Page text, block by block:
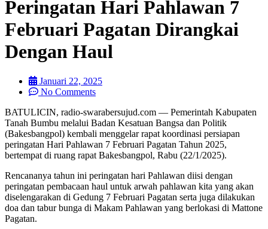
Peringatan Hari Pahlawan 7
Februari Pagatan Dirangkai
Dengan Haul
Januari 22, 2025
No Comments
BATULICIN, radio-swarabersujud.com — Pemerintah Kabupaten
Tanah Bumbu melalui Badan Kesatuan Bangsa dan Politik
(Bakesbangpol) kembali menggelar rapat koordinasi persiapan
peringatan Hari Pahlawan 7 Februari Pagatan Tahun 2025,
bertempat di ruang rapat Bakesbangpol, Rabu (22/1/2025).
Rencananya tahun ini peringatan hari Pahlawan diisi dengan
peringatan pembacaan haul untuk arwah pahlawan kita yang akan
diselengarakan di Gedung 7 Februari Pagatan serta juga dilakukan
doa dan tabur bunga di Makam Pahlawan yang berlokasi di Mattone
Pagatan.